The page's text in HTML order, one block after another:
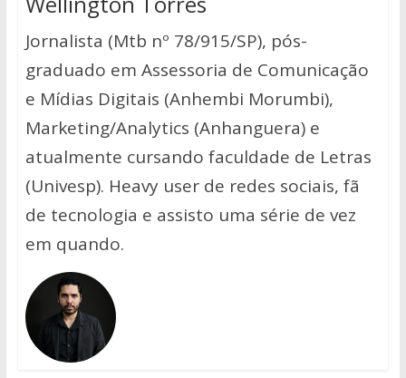
Jornalista (Mtb nº 78/915/SP), pós-
graduado em Assessoria de Comunicação
e Mídias Digitais (Anhembi Morumbi),
Marketing/Analytics (Anhanguera) e
atualmente cursando faculdade de Letras
(Univesp). Heavy user de redes sociais, fã
de tecnologia e assisto uma série de vez
em quando.